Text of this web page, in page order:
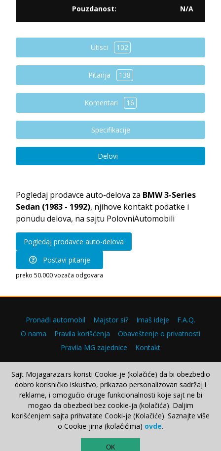
Pouzdanost:
N/A
Utisci 102
Pitanja 138
Komentari 16
Specifikacije
Delovi
Pogledaj prodavce auto-delova za BMW 3-Series
Sedan (1983 - 1992), njihove kontakt podatke i
ponudu delova, na sajtu PolovniAutomobili
Pogledaj prodavce auto-delova
Postavi pitanje
preko 50.000 vozača odgovara
Pronađi automobil Majstor si? Imaš ideje
F.A.Q.
O nama
Pravila korišćenja
Obaveštenje o privatnosti
Pravila MG zajednice
Kontakt
Copyright © 2000–2026.
Sajt Mojagaraza.rs koristi Cookie-je (kolačiće) da bi obezbedio
dobro korisničko iskustvo, prikazao personalizovan sadržaj i
reklame, i omogućio druge funkcionalnosti koje sajt ne bi
mogao da obezbedi bez cookie-ja (kolačića). Daljim
korišćenjem sajta prihvatate Cooki-je (Kolačiće). Saznajte više
o Cookie-jima (kolačićima) ovde.
OK